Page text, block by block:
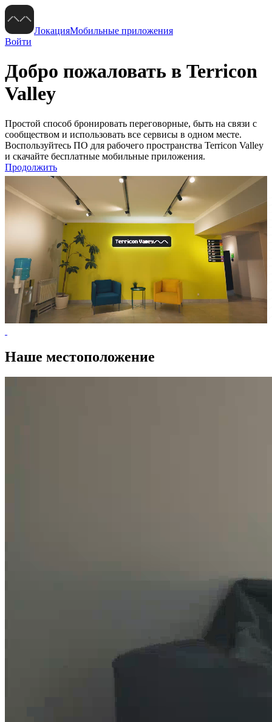
ЛокацияМобильные приложения
Войти
Добро пожаловать в Terricon
Valley
Простой способ бронировать переговорные, быть на связи с
сообществом и использовать все сервисы в одном месте.
Воспользуйтесь ПО для рабочего пространства Terricon Valley
и скачайте бесплатные мобильные приложения.
Продолжить
Наше местоположение